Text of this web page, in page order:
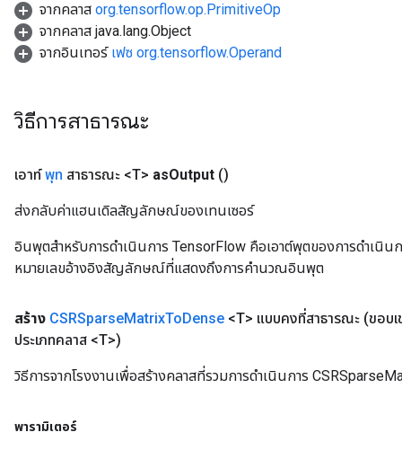
จากคลาส org.tensorflow.op.PrimitiveOp
จากคลาส java.lang.Object
จากอินเทอร์ เฟซ org.tensorflow.Operand
วิธีการสาธารณะ
เอาท์พุท สาธารณะ <T> asOutput ()
ส่งกลับค่าแฮนเดิลสัญลักษณ์ของเทนเซอร์
อินพุตสำหรับการดำเนินการ TensorFlow คือเอาต์พุตของการดำเนิน
หมายเลขอ้างอิงสัญลักษณ์ที่แสดงถึงการคำนวณอินพุต
สร้าง CSRSparseMatrixToDense <T> แบบคงที่สาธารณะ (ขอบ
ประเภทคลาส <T>)
วิธีการจากโรงงานเพื่อสร้างคลาสที่รวมการดำเนินการ
พารามิเตอร์